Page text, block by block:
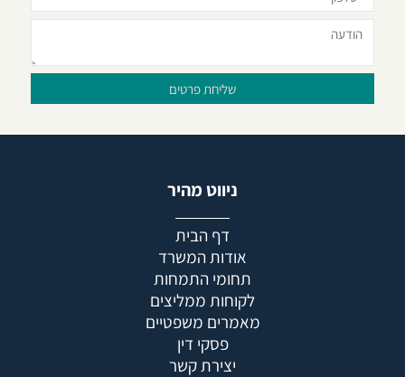
ניווט מהיר
דף הבית
אודות המשרד
תחומי התמחות
לקוחות ממליצים
מאמרים משפטיים
פסקי דין
יצירת קשר